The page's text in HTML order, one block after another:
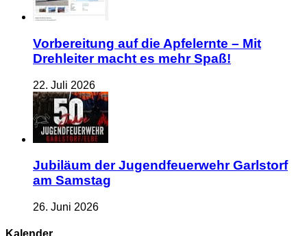
Vorbereitung auf die Apfelernte – Mit
Drehleiter macht es mehr Spaß!
22. Juli 2026
Jubiläum der Jugendfeuerwehr Garlstorf
am Samstag
26. Juni 2026